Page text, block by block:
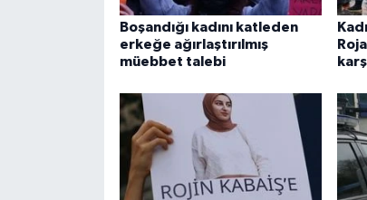
Boşandığı kadını katleden
erkeğe ağırlaştırılmış
müebbet talebi